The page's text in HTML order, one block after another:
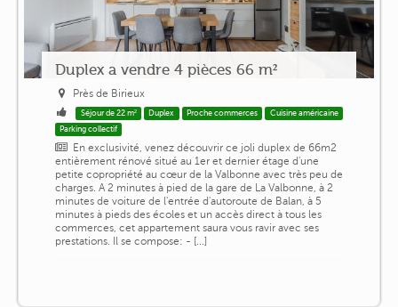
Duplex a vendre 4 pièces 66 m²
Près de Birieux
Séjour de 22 m² Duplex Proche commerces
Cuisine américaine
Parking collectif
En exclusivité, venez découvrir ce joli duplex de 66m2
entièrement rénové situé au 1er et dernier étage d'une
petite copropriété au cœur de la Valbonne avec très peu de
charges. A 2 minutes à pied de la gare de La Valbonne, à 2
minutes de voiture de l'entrée d'autoroute de Balan, à 5
minutes à pieds des écoles et un accès direct à tous les
commerces, cet appartement saura vous ravir avec ses
prestations. Il se compose: - [...]